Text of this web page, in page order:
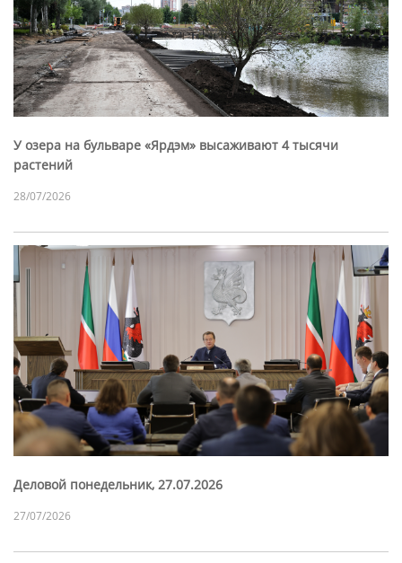
У озера на бульваре «Ярдэм» высаживают 4 тысячи
растений
28/07/2026
Деловой понедельник, 27.07.2026
27/07/2026